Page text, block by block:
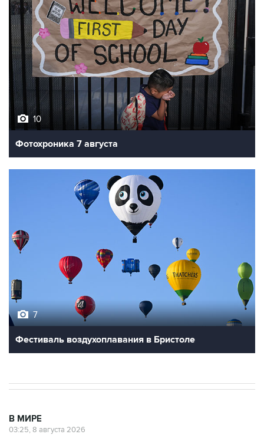
10
Фотохроника 7 августа
7
Фестиваль воздухоплавания в Бристоле
В МИРЕ
03:25, 8 августа 2026